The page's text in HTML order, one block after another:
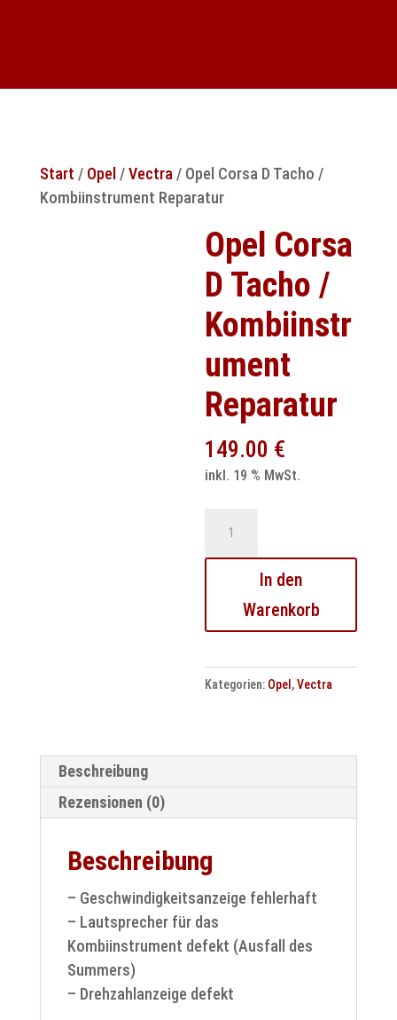
Start / Opel /Vectra / Opel Corsa D Tacho /
Kombiinstrument Reparatur
Opel Corsa
D Tacho /
Kombiinstr
ument
Reparatur
149.00 €
inkl. 19 % MwSt.
Reparatur
Menge
In den
Warenkorb
Kategorien: Opel ,Vectra
Beschreibung
Rezensionen (0)
Beschreibung
– Geschwindigkeitsanzeige fehlerhaft
– Lautsprecher für das
Kombiinstrument defekt (Ausfall des
Summers)
– Drehzahlanzeige defekt